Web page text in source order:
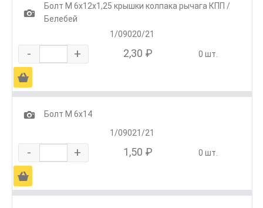
1
Болт М 6х12х1,25 крышки колпака рычага КПП /
Белебей
1/09020/21
- + 2,30 ₽ 0 шт.
Ä
1
Болт М 6х14
1/09021/21
- + 1,50 ₽ 0 шт.
Ä